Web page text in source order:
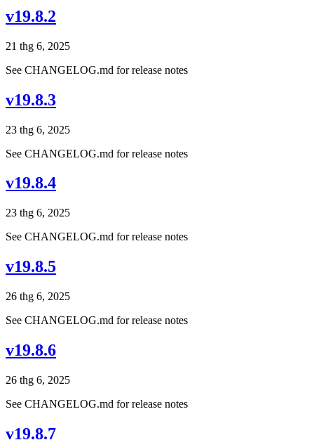
v19.8.2
21 thg 6, 2025
See CHANGELOG.md for release notes
v19.8.3
23 thg 6, 2025
See CHANGELOG.md for release notes
v19.8.4
23 thg 6, 2025
See CHANGELOG.md for release notes
v19.8.5
26 thg 6, 2025
See CHANGELOG.md for release notes
v19.8.6
26 thg 6, 2025
See CHANGELOG.md for release notes
v19.8.7